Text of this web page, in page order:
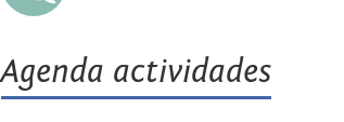
Agenda actividades